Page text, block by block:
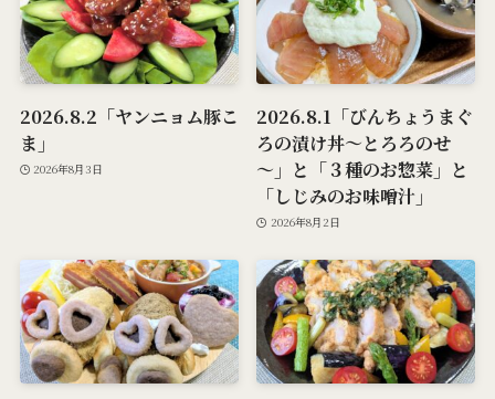
2026.8.2「ヤンニョム豚こ
ま」
2026年8月3日
2026.8.1「びんちょうまぐ
ろの漬け丼～とろろのせ
～」と「３種のお惣菜」と
「しじみのお味噌汁」
2026年8月2日